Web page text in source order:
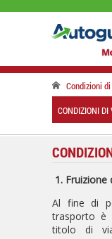
Condizioni
CONDIZIONI DI
1. Fruizione
Al fine di
trasporto è
titolo di